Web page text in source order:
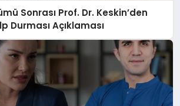
Sonrası Prof. Dr. Keskin’den
Durması Açıklaması